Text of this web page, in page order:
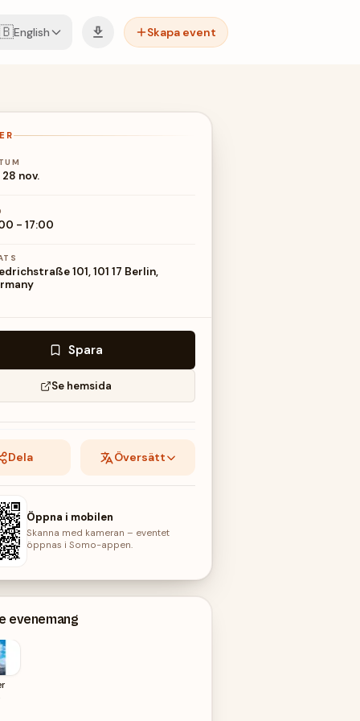
English Skapa event
nov.
- 17:00
101, 101 17 Berlin,
Spara
Se hemsida
Dela Översätt
Öppna i mobilen
Skanna med kameran – eventet
öppnas i Somo-appen.
evenemang